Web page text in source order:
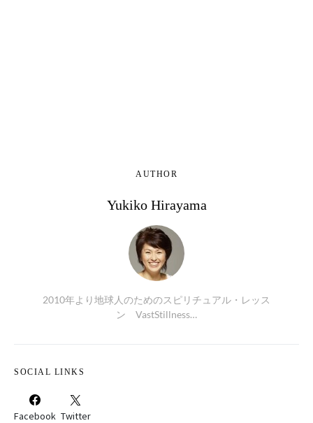
AUTHOR
Yukiko Hirayama
2010年より地球人のためのスピリチュアル・レッス
ン VastStillness…
SOCIAL LINKS
Facebook Twitter